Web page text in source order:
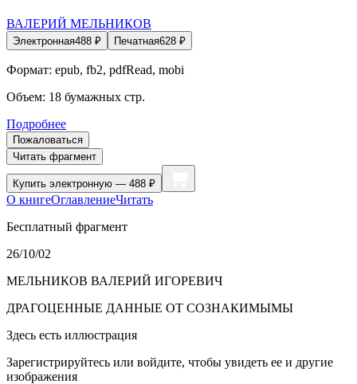
ВАЛЕРИЙ МЕЛЬНИКОВ
Электронная488 ₽ Печатная628 ₽
Формат: epub, fb2, pdfRead, mobi
Объем: 18 бумажных стр.
Подробнее
Пожаловаться
Читать фрагмент
Купить электронную — 488 ₽
О книгеОглавлениеЧитать
Бесплатный фрагмент
26/10/02
МЕЛЬНИКОВ ВАЛЕРИЙ ИГОРЕВИЧ
ДРАГОЦЕННЫЕ ДАННЫЕ ОТ СОЗНАКИМЫМЫ
Здесь есть иллюстрация
Зарегистрируйтесь или войдите, чтобы увидеть ее и другие
изображения